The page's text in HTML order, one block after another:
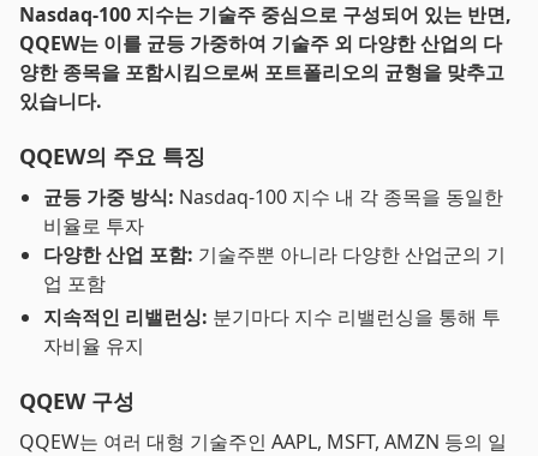
Nasdaq-100 지수는 기술주 중심으로 구성되어 있는 반면,
QQEW는 이를 균등 가중하여 기술주 외 다양한 산업의 다
양한 종목을 포함시킴으로써 포트폴리오의 균형을 맞추고
있습니다.
QQEW의 주요 특징
균등 가중 방식: Nasdaq-100 지수 내 각 종목을 동일한
비율로 투자
다양한 산업 포함: 기술주뿐 아니라 다양한 산업군의 기
업 포함
지속적인 리밸런싱: 분기마다 지수 리밸런싱을 통해 투
자비율 유지
QQEW 구성
QQEW는 여러 대형 기술주인 AAPL, MSFT, AMZN 등의 일